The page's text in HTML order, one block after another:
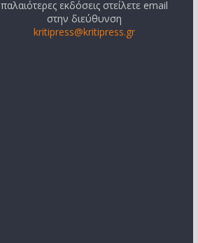
παλαιότερες εκδόσεις στείλετε email
στην διεύθυνση
kritipress@kritipress.gr